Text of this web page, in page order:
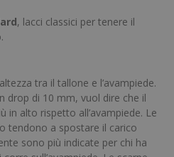
, lacci classici per tenere il
tra il tallone e l’avampiede.
drop di 10 mm, vuol dire che il
in alto rispetto all’avampiede. Le
tendono a spostare il carico
sono più indicate per chi ha